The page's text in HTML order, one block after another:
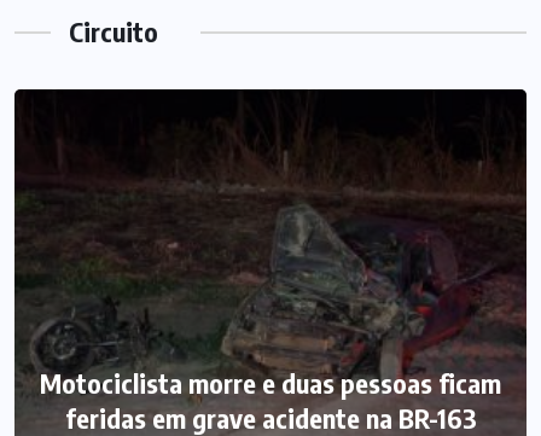
Circuito
Motociclista morre e duas pessoas ficam
feridas em grave acidente na BR-163